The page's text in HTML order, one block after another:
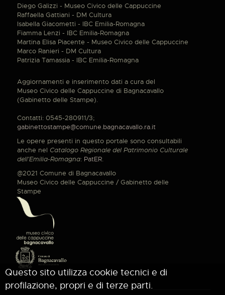
Diego Galizzi - Museo Civico delle Cappuccine
Raffaella Gattiani - DM Cultura
Isabella Giacometti - IBC Emilia-Romagna
Fiamma Lenzi - IBC Emilia-Romagna
Martina Elisa Piacente - Museo Civico delle Cappuccine
Marco Ranieri - DM Cultura
Patrizia Tamassia - IBC Emilia-Romagna
Aggiornamenti e inserimento dati a cura del
Museo Civico delle Cappuccine di Bagnacavallo
(Gabinetto delle Stampe).
Contatti: 0545-280911/3;
gabinettostampe@comune.bagnacavallo.ra.it
Le opere presenti in questo portale sono consultabili
anche nel Catalogo Regionale del Patrimonio Culturale
dell'Emilia-Romagna: PatER.
@2021 Comune di Bagnacavallo
Museo Civico delle Cappuccine / Gabinetto delle
Stampe
Questo sito utilizza cookie tecnici e di
profilazione, propri e di terze parti.